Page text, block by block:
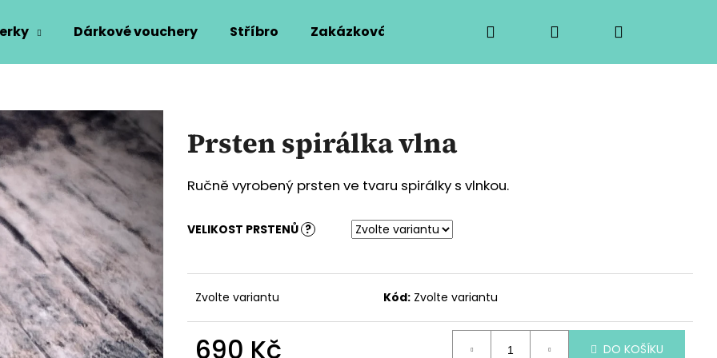
Dárkové vouchery Stříbro Zakázková výroba O mně Kontaktní formulář
Přihlášení
Prsten spirálka vlna
Ručně vyrobený prsten ve tvaru spirálky s vlnkou.
VELIKOST PRSTENŮ ?
Zvolte variantu Kód: Zvolte variantu
690 Kč DO KOŠÍKU
HLEDAT
Doporučujeme